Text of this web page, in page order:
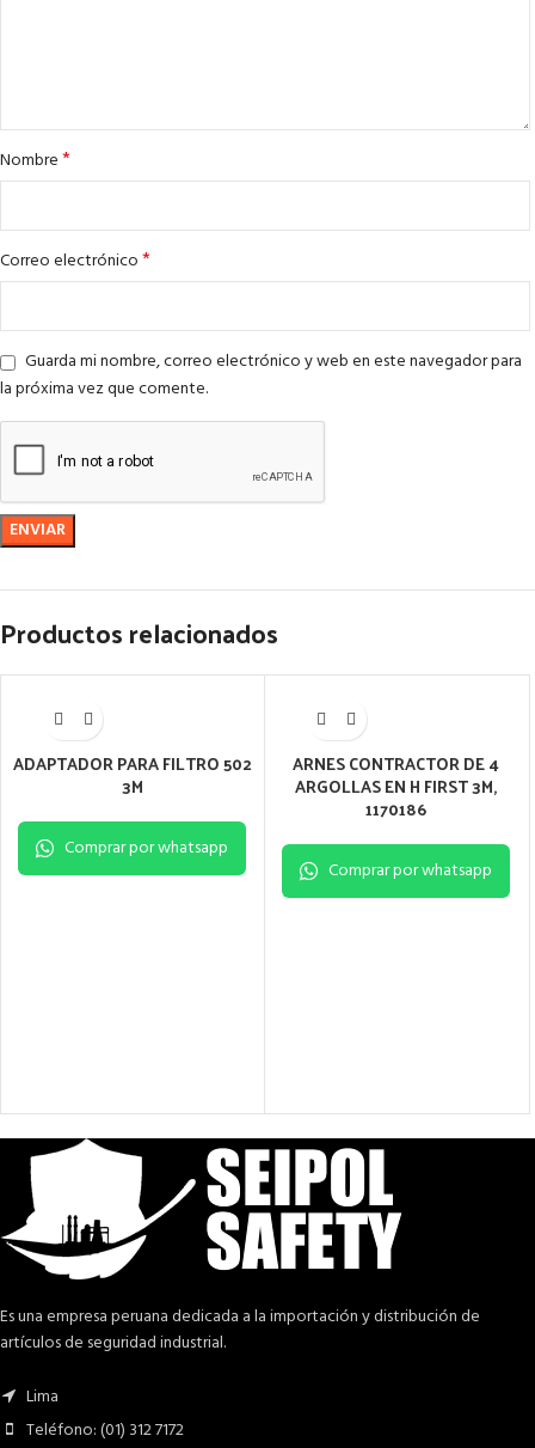
Nombre*
Correo electrónico*
Guarda mi nombre, correo electrónico y web en este navegador para
la próxima vez que comente.
Productos relacionados
ADAPTADOR PARA FILTRO 502
3M
Comprar por whatsapp
ARNES CONTRACTOR DE 4
ARGOLLAS EN H FIRST 3M,
1170186
Comprar por whatsapp
Es una empresa peruana dedicada a la importación y distribución de
artículos de seguridad industrial.
Lima
Teléfono: (01) 312 7172